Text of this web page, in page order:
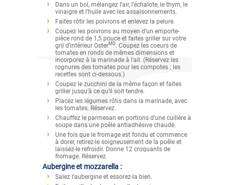
Dans un bol, mélangez l’air, l’échalote, le thym, le
vinaigre et l’huile avec les assaisonnements.
Faites rôtir les poivrons et enlevez la pelure.
Coupez les poivrons au moyen d’un emporte-
pièce rond de 1,5 pouce et faites griller sur votre
gril d’intérieur OsterMD. Coupez les coeurs de
tomates en ronds de mêmes dimensions et
incorporez à la marinade à l’ail. (Réservez les
rognures des tomates pour les compotes ; les
recettes sont ci-dessous.)
Coupez le zucchini de la même façon et faites
griller jusqu’à ce qu’il soit tendre.
Placez les légumes rôtis dans la marinade, avec
les tomates. Réservez.
Chauffez le parmesan en portions d’une cuillère à
soupe dans une poêle antiadhésive chaude.
Une fois que le fromage est fondu et commence
à dorer, retirez-le soigneusement de la poêle et
laissez-le refroidir. Donne 12 croquants de
fromage. Réservez.
Aubergine et mozzarella :
Salez l’aubergine et essorez-la bien.